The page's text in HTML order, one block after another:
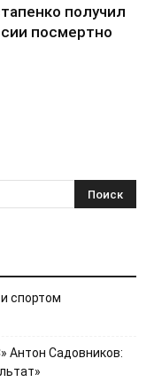
получил
посмертно
спортом
Антон Садовников: